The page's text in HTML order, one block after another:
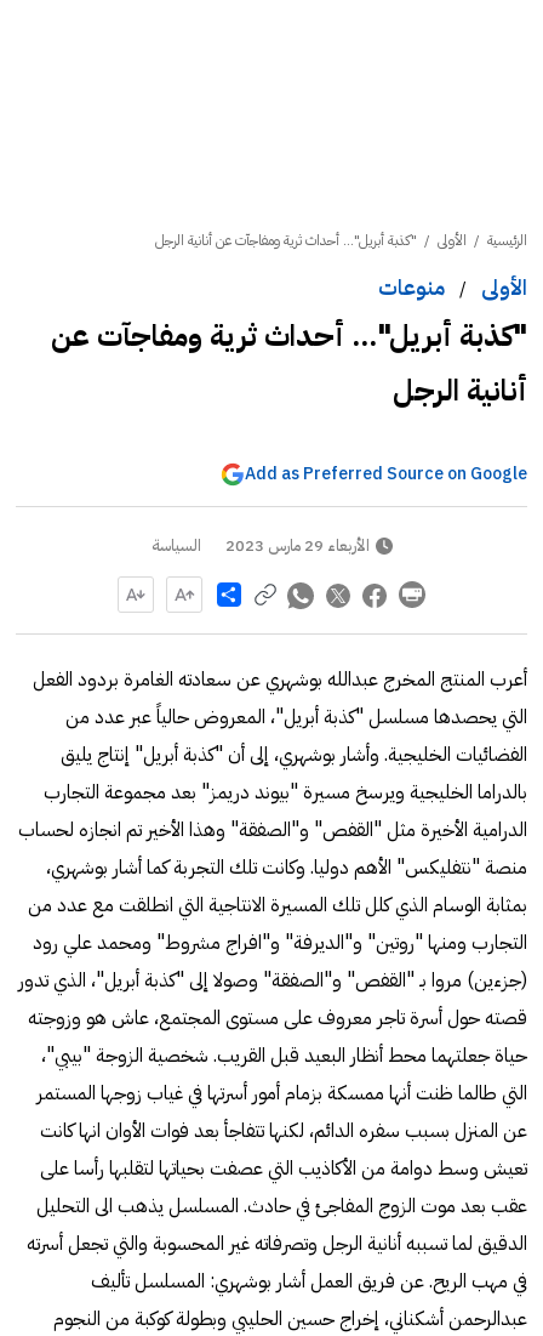
الرئيسية / الأولى / "كذبة أبريل"... أحداث ثرية ومفاجآت عن أنانية الرجل
الأولى / منوعات
"كذبة أبريل"... أحداث ثرية ومفاجآت عن
أنانية الرجل
Add as Preferred Source on Google
الأربعاء 29 مارس 2023 السياسة
Share
أعرب المنتج المخرج عبدالله بوشهري عن سعادته الغامرة بردود الفعل
التي يحصدها مسلسل "كذبة أبريل"، المعروض حالياً عبر عدد من
الفضائيات الخليجية. وأشار بوشهري، إلى أن "كذبة أبريل" إنتاج يليق
بالدراما الخليجية ويرسخ مسيرة "بيوند دريمز" بعد مجموعة التجارب
الدرامية الأخيرة مثل "القفص" و"الصفقة" وهذا الأخير تم انجازه لحساب
منصة "نتفليكس" الأهم دوليا. وكانت تلك التجربة كما أشار بوشهري،
بمثابة الوسام الذي كلل تلك المسيرة الانتاجية التي انطلقت مع عدد من
التجارب ومنها "روتين" و"الديرفة" و"افراج مشروط" ومحمد علي رود
(جزءين) مروا بـ "القفص" و"الصفقة" وصولا إلى "كذبة أبريل"، الذي تدور
قصته حول أسرة تاجر معروف على مستوى المجتمع، عاش هو وزوجته
حياة جعلتهما محط أنظار البعيد قبل القريب. شخصية الزوجة "بيبي"،
التي طالما ظنت أنها ممسكة بزمام أمور أسرتها في غياب زوجها المستمر
عن المنزل بسبب سفره الدائم، لكنها تتفاجأ بعد فوات الأوان انها كانت
تعيش وسط دوامة من الأكاذيب التي عصفت بحياتها لتقلبها رأسا على
عقب بعد موت الزوج المفاجئ في حادث. المسلسل يذهب الى التحليل
الدقيق لما تسببه أنانية الرجل وتصرفاته غير المحسوبة والتي تجعل أسرته
في مهب الريح. عن فريق العمل أشار بوشهري: المسلسل تأليف
عبدالرحمن أشكناني، إخراج حسين الحليبي وبطولة كوكبة من النجوم